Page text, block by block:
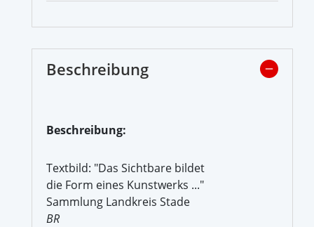
Beschreibung
Beschreibung:
Textbild: "Das Sichtbare bildet
die Form eines Kunstwerks ..."
Sammlung Landkreis Stade
BR